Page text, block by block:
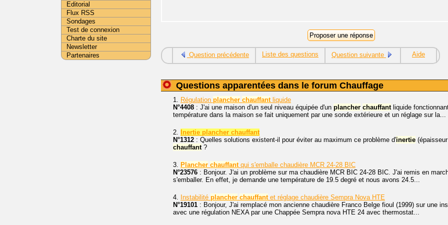
Question précédente Liste des questions Question suivante Aide
Questions apparentées dans le forum Chauffage
1. Régulation plancher chauffantliquide
N°4408 : J'ai une maison d'un seul niveau équipée d'un plancher chauffantliquide
température dans la maison se fait uniquement par une sonde extérieure et un réglage sur la...
2.
Inertie plancher chauffant
N°1312 : Quelles solutions existent-il pour éviter au maximum ce problème d'inertie
chauffant?
3. Plancher chauffantqui s'emballe chaudière MCR 24-28 BIC
N°23576 : Bonjour. J'ai un problème sur ma chaudière MCR BIC 24-28 BIC. J'ai remis en
s'emballer. En effet, je demande une température de 19.5 degré et nous avons 24.5...
4. Instabilité plancher chauffantet réglage chaudière Sempra Nova HTE
N°19101 : Bonjour, J'ai remplacé mon ancienne chaudière Franco Belge fioul (1999) sur une
avec une régulation NEXA par une Chappée Sempra nova HTE 24 avec thermostat...
Editorial
Flux RSS
Sondages
Test de connexion
Charte du site
Newsletter
Partenaires